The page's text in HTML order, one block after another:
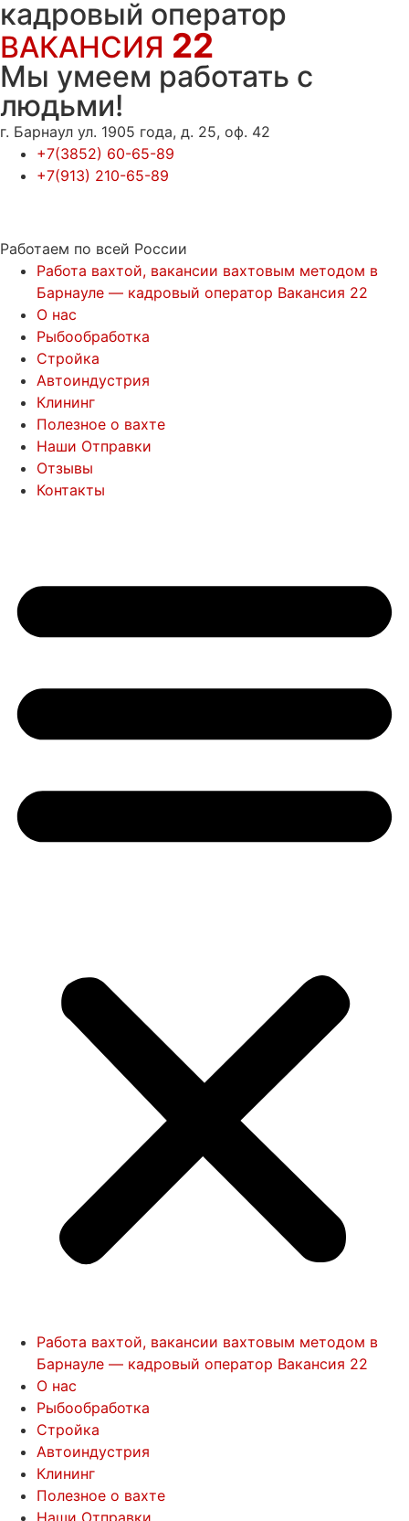
кадровый оператор
ВАКАНСИЯ 22
Мы умеем работать с
людьми!
г. Барнаул ул. 1905 года, д. 25, оф. 42
+7(3852) 60-65-89
+7(913) 210-65-89
Работаем по всей России
Работа вахтой, вакансии вахтовым методом в
Барнауле — кадровый оператор Вакансия 22
О нас
Рыбообработка
Стройка
Автоиндустрия
Клининг
Полезное о вахте
Наши Отправки
Отзывы
Контакты
Работа вахтой, вакансии вахтовым методом в
Барнауле — кадровый оператор Вакансия 22
О нас
Рыбообработка
Стройка
Автоиндустрия
Клининг
Полезное о вахте
Наши Отправки